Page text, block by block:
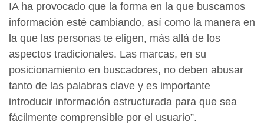
IA ha provocado que la forma en la que buscamos
información esté cambiando, así como la manera en
la que las personas te eligen, más allá de los
aspectos tradicionales. Las marcas, en su
posicionamiento en buscadores, no deben abusar
tanto de las palabras clave y es importante
introducir información estructurada para que sea
fácilmente comprensible por el usuario”.